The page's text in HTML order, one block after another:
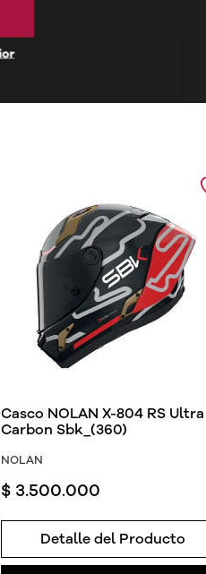
Casco NOLAN X-804 RS Ultra
Carbon Sbk_(360)
NOLAN
$ 3.500.000
Detalle del Producto